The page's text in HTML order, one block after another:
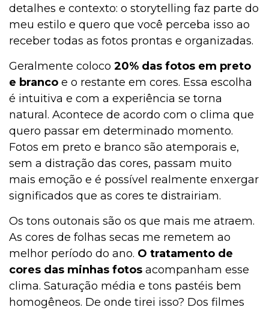
detalhes e contexto: o storytelling faz parte do
meu estilo e quero que você perceba isso ao
receber todas as fotos prontas e organizadas.
Geralmente coloco 20% das fotos em preto
e branco e o restante em cores. Essa escolha
é intuitiva e com a experiência se torna
natural. Acontece de acordo com o clima que
quero passar em determinado momento.
Fotos em preto e branco são atemporais e,
sem a distração das cores, passam muito
mais emoção e é possível realmente enxergar
significados que as cores te distrairiam.
Os tons outonais são os que mais me atraem.
As cores de folhas secas me remetem ao
melhor período do ano. O tratamento de
cores das minhas fotos acompanham esse
clima. Saturação média e tons pastéis bem
homogêneos. De onde tirei isso? Dos filmes